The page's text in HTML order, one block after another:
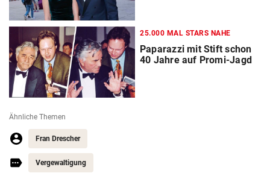
25.000 MAL STARS NAHE
Paparazzi mit Stift schon
40 Jahre auf Promi-Jagd
Ähnliche Themen
Fran Drescher
Vergewaltigung